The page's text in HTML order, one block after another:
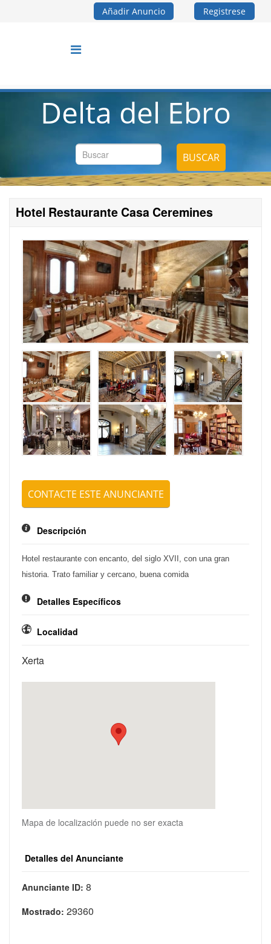
Añadir Anuncio Registrese
Delta del Ebro
BUSCAR
Hotel Restaurante Casa Ceremines
CONTACTE ESTE ANUNCIANTE
Su Nombre
Su email
Mensaje
ENVIAR
Descripción
Hotel restaurante con encanto, del siglo XVII, con una gran
historia. Trato familiar y cercano, buena comida
Detalles Específicos
Localidad
Xerta
Mapa de localización puede no ser exacta
Detalles del Anunciante
Anunciante ID: 8
Mostrado: 29360